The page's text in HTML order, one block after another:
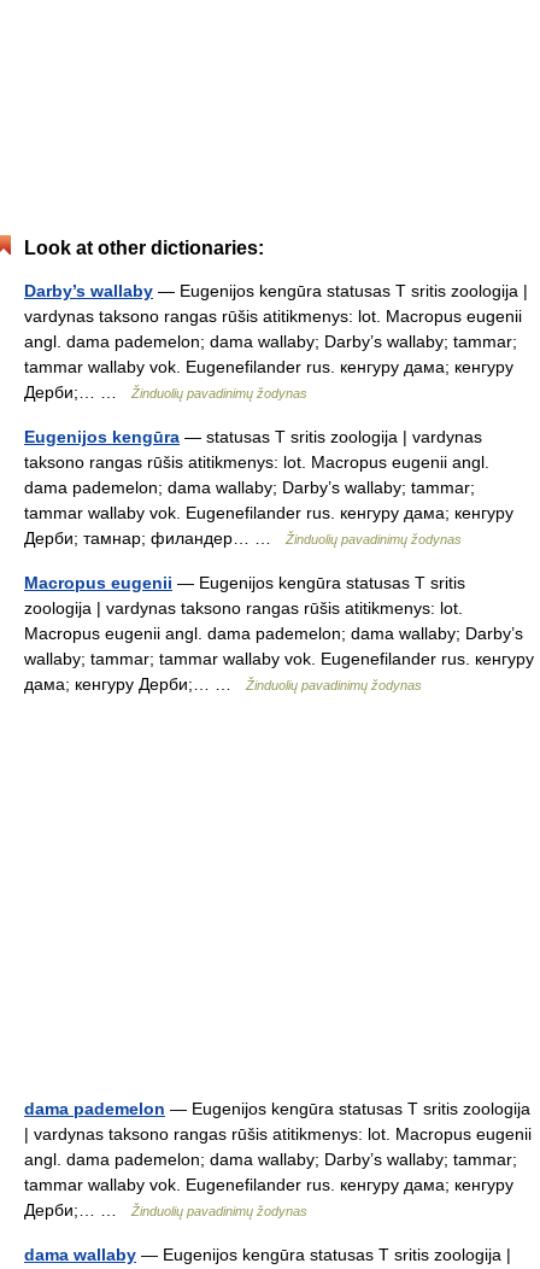
Look at other dictionaries:
Darby’s wallaby — Eugenijos kengūra statusas T sritis zoologija |
vardynas taksono rangas rūšis atitikmenys: lot. Macropus eugenii
angl. dama pademelon; dama wallaby; Darby’s wallaby; tammar;
tammar wallaby vok. Eugenefilander rus. кенгуру дама; кенгуру
Дерби;… …
Žinduolių pavadinimų žodynas
Eugenijos kengūra — statusas T sritis zoologija | vardynas
taksono rangas rūšis atitikmenys: lot. Macropus eugenii angl.
dama pademelon; dama wallaby; Darby’s wallaby; tammar;
tammar wallaby vok. Eugenefilander rus. кенгуру дама; кенгуру
Дерби; тамнар; филандер… …
Žinduolių pavadinimų žodynas
Macropus eugenii — Eugenijos kengūra statusas T sritis
zoologija | vardynas taksono rangas rūšis atitikmenys: lot.
Macropus eugenii angl. dama pademelon; dama wallaby; Darby’s
wallaby; tammar; tammar wallaby vok. Eugenefilander rus. кенгуру
дама; кенгуру Дерби;… …
Žinduolių pavadinimų žodynas
dama pademelon — Eugenijos kengūra statusas T sritis zoologija
| vardynas taksono rangas rūšis atitikmenys: lot. Macropus eugenii
angl. dama pademelon; dama wallaby; Darby’s wallaby; tammar;
tammar wallaby vok. Eugenefilander rus. кенгуру дама; кенгуру
Дерби;… …
Žinduolių pavadinimų žodynas
dama wallaby — Eugenijos kengūra statusas T sritis zoologija |